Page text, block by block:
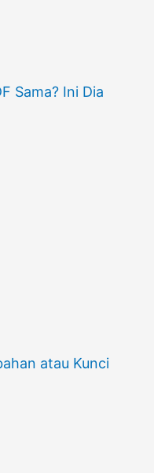
Sama? Ini Dia
atau Kunci